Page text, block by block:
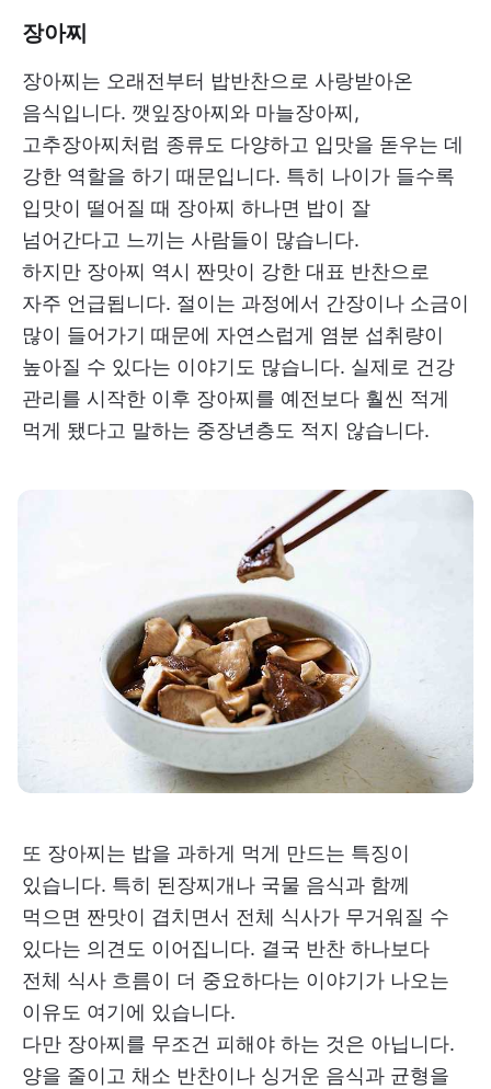
장아찌
장아찌는 오래전부터 밥반찬으로 사랑받아온
음식입니다. 깻잎장아찌와 마늘장아찌,
고추장아찌처럼 종류도 다양하고 입맛을 돋우는 데
강한 역할을 하기 때문입니다. 특히 나이가 들수록
입맛이 떨어질 때 장아찌 하나면 밥이 잘
넘어간다고 느끼는 사람들이 많습니다.
하지만 장아찌 역시 짠맛이 강한 대표 반찬으로
자주 언급됩니다. 절이는 과정에서 간장이나 소금이
많이 들어가기 때문에 자연스럽게 염분 섭취량이
높아질 수 있다는 이야기도 많습니다. 실제로 건강
관리를 시작한 이후 장아찌를 예전보다 훨씬 적게
먹게 됐다고 말하는 중장년층도 적지 않습니다.
또 장아찌는 밥을 과하게 먹게 만드는 특징이
있습니다. 특히 된장찌개나 국물 음식과 함께
먹으면 짠맛이 겹치면서 전체 식사가 무거워질 수
있다는 의견도 이어집니다. 결국 반찬 하나보다
전체 식사 흐름이 더 중요하다는 이야기가 나오는
이유도 여기에 있습니다.
다만 장아찌를 무조건 피해야 하는 것은 아닙니다.
양을 줄이고 채소 반찬이나 싱거운 음식과 균형을